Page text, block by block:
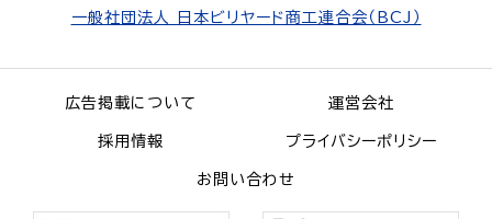
一般社団法人 日本ビリヤード商工連合会（BCJ）
広告掲載について 運営会社
採用情報 プライバシーポリシー
お問い合わせ